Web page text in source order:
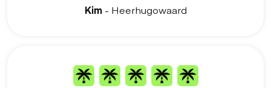
Kim- Heerhugowaard